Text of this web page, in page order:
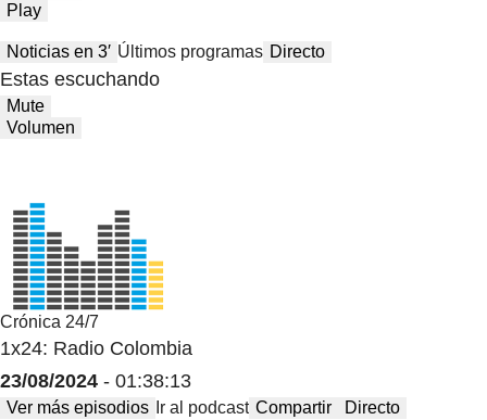
Play
Noticias en 3′ Últimos programas Directo
Estas escuchando
Mute
Volumen
Crónica 24/7
1x24: Radio Colombia
23/08/2024 - 01:38:13
Ver más episodios Ir al podcast Compartir Directo